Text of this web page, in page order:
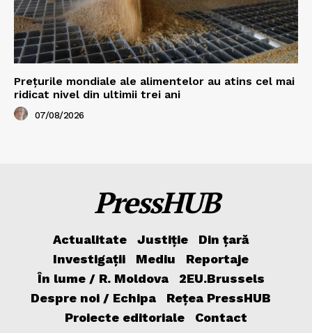
Prețurile mondiale ale alimentelor au atins cel mai
ridicat nivel din ultimii trei ani
07/08/2026
PressHUB
Actualitate Justiție
Din țară
Investigații
Mediu
Reportaje
În lume / R. Moldova
2EU.Brussels
Despre noi / Echipa
Rețea PressHUB
Proiecte editoriale
Contact